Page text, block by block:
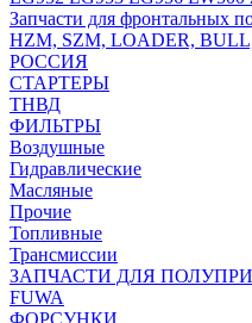
Запчасти для фронтальных
HZM, SZM, LOADER,
РОССИЯ
СТАРТЕРЫ
ТНВД
ФИЛЬТРЫ
Воздушные
Гидравлические
Масляные
Прочие
Топливные
Трансмиссии
ЗАПЧАСТИ ДЛЯ
FUWA
ФОРСУНКИ